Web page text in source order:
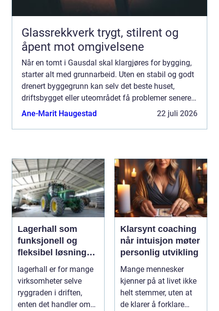
Glassrekkverk trygt, stilrent og
åpent mot omgivelsene
Når en tomt i Gausdal skal klargjøres for bygging,
starter alt med grunnarbeid. Uten en stabil og godt
drenert byggegrunn kan selv det beste huset,
driftsbygget eller uteområdet få problemer senere. I
et område med variert terreng, tele og mye nedbør...
Ane-Marit Haugestad 22 juli 2026
Lagerhall som
funksjonell og
fleksibel løsning
for næring og
landbruk
lagerhall er for mange
virksomheter selve
ryggraden i driften,
enten det handler om
Klarsynt coaching
når intuisjon møter
personlig utvikling
Mange mennesker
kjenner på at livet ikke
helt stemmer, uten at
de klarer å forklare